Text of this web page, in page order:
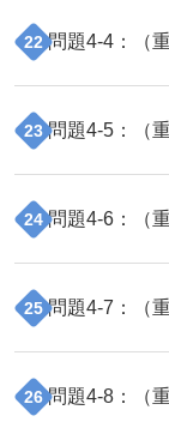
22 問題4-4 ：（
23 問題4-5 ：（
24 問題4-6 ：（
25 問題4-7 ：（
26 問題4-8 ：（